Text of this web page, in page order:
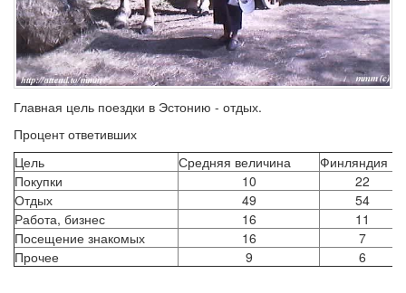
Главная цель поездки в Эстонию - отдых.
Процент ответивших
Цель
Средняя величина
Финляндия
Покупки
10
22
Отдых
49
54
Работа, бизнес
16
11
Посещение знакомых
16
7
Прочее
9 6